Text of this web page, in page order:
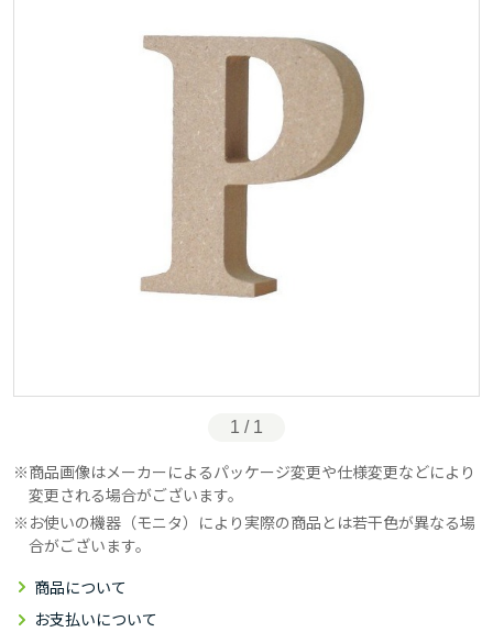
1 / 1
商品画像はメーカーによるパッケージ変更や仕様変更などにより
変更される場合がございます。
お使いの機器（モニタ）により実際の商品とは若干色が異なる場
合がございます。
商品について
お支払いについて